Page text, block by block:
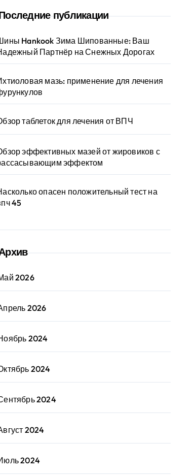
публикации
Hankook Зима Шипованные: Ваш
Партнёр на Снежных Дорогах
мазь: применение для лечения
таблеток для лечения от ВПЧ
эффективных мазей от жировиков с
эффектом
опасен положительный тест на
45
2026
2026
2024
2024
2024
2024
2024